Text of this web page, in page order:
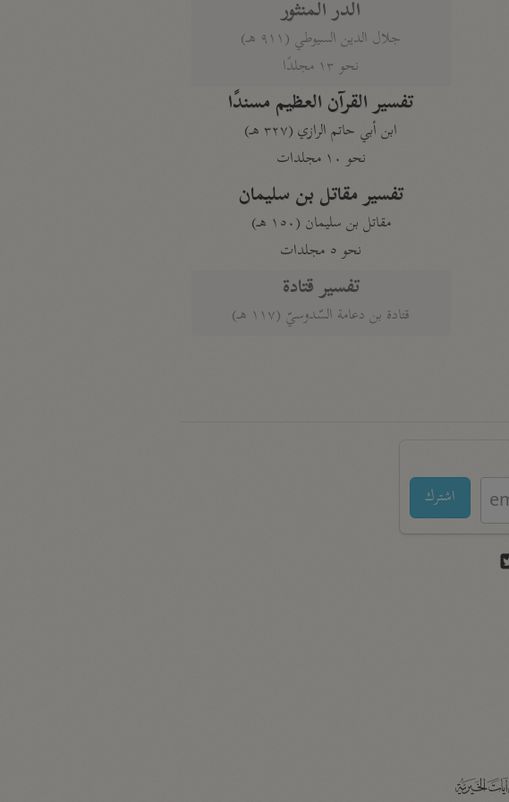
الدر المنثور
جلال الدين السيوطي (٩١١ هـ)
نحو ١٣ مجلدًا
تفسير القرآن العظيم مسندًا
ابن أبي حاتم الرازي (٣٢٧ هـ)
نحو ١٠ مجلدات
تفسير مقاتل بن سليمان
مقاتل بن سليمان (١٥٠ هـ)
نحو ٥ مجلدات
تفسير قتادة
قتادة بن دعامة السّدوسيّ (١١٧ هـ)
اشترك